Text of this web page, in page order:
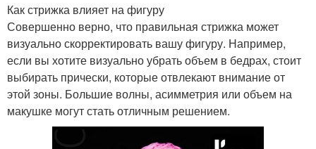
Как стрижка влияет на фигуру
Совершенно верно, что правильная стрижка может
визуально скорректировать вашу фигуру. Например,
если вы хотите визуально убрать объем в бедрах, стоит
выбирать прически, которые отвлекают внимание от
этой зоны. Большие волны, асимметрия или объем на
макушке могут стать отличным решением.